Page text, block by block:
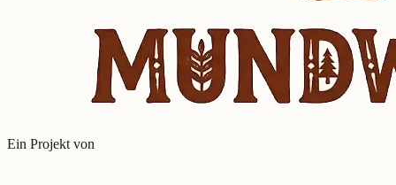
Ein Projekt von